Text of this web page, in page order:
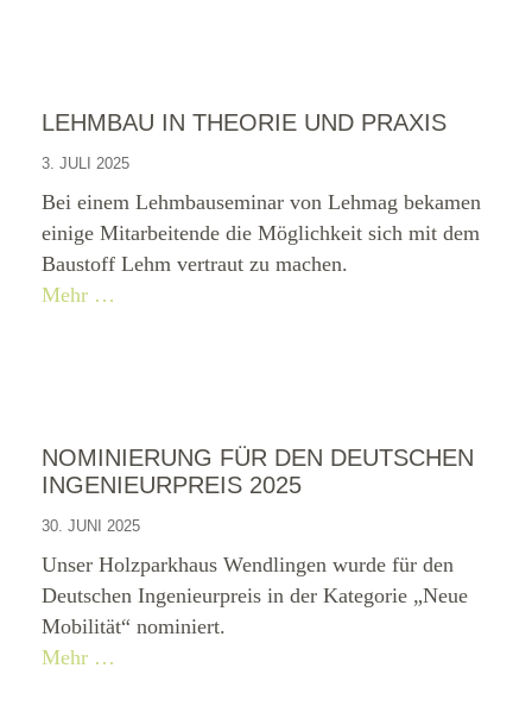
LEHMBAU IN THEORIE UND PRAXIS
3. JULI 2025
Bei einem Lehmbauseminar von Lehmag bekamen
einige Mitarbeitende die Möglichkeit sich mit dem
Baustoff Lehm vertraut zu machen.
Mehr …
NOMINIERUNG FÜR DEN DEUTSCHEN
INGENIEURPREIS 2025
30. JUNI 2025
Unser Holzparkhaus Wendlingen wurde für den
Deutschen Ingenieurpreis in der Kategorie „Neue
Mobilität“ nominiert.
Mehr …